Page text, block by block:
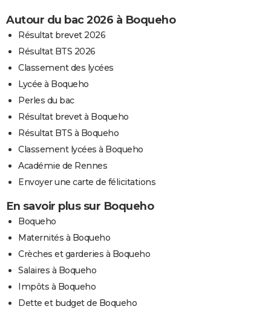
Autour du bac 2026 à Boqueho
Résultat brevet 2026
Résultat BTS 2026
Classement des lycées
Lycée à Boqueho
Perles du bac
Résultat brevet à Boqueho
Résultat BTS à Boqueho
Classement lycées à Boqueho
Académie de Rennes
Envoyer une carte de félicitations
En savoir plus sur Boqueho
Boqueho
Maternités à Boqueho
Crèches et garderies à Boqueho
Salaires à Boqueho
Impôts à Boqueho
Dette et budget de Boqueho